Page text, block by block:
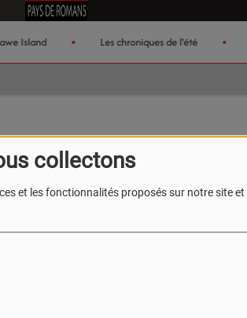
collectons
et les fonctionnalités proposés sur notre site et
Island Les chroniques de l'été